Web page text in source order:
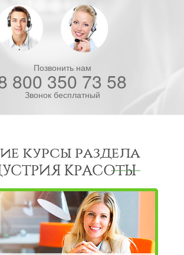
Позвонить нам
800 350 73 58
Звонок бесплатный
курсы раздела
КРАСОТЫ